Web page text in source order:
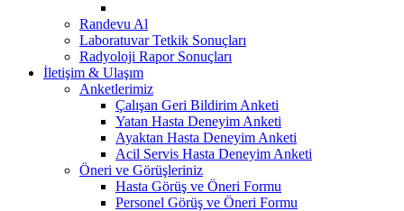
Randevu Al
Laboratuvar Tetkik Sonuçları
Radyoloji Rapor Sonuçları
İletişim & Ulaşım
Anketlerimiz
Çalışan Geri Bildirim Anketi
Yatan Hasta Deneyim Anketi
Ayaktan Hasta Deneyim Anketi
Acil Servis Hasta Deneyim Anketi
Öneri ve Görüşleriniz
Hasta Görüş ve Öneri Formu
Personel Görüş ve Öneri Formu